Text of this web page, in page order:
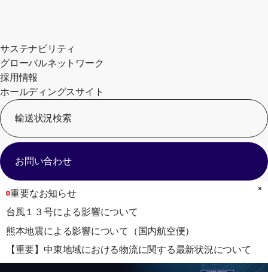
サステナビリティ
グローバルネットワーク
採用情報
ホールディングスサイト
輸送状況検索
[
お問い合わせ
重要なお知らせ
台風１３号による影響について
熊本地震による影響について（国内航空便）
【重要】中東地域における物流に関する最新状況について